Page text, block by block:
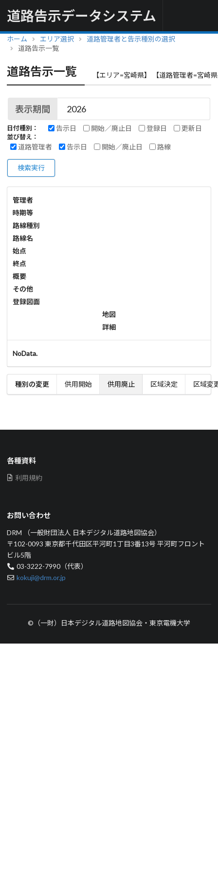
道路告示データシステム
ホーム エリア選択
道路管理者と告示種別の選択
道路告示一覧
道路告示一覧 【エリア=宮崎県】 【道路管理者=宮崎
表示期間
日付種別： 告示日 開始／廃止日 登録日 更新日
並び替え：
道路管理者 告示日 開始／廃止日 路線
検索実行
管理者
時期等
路線種別
路線名
始点
終点
概要
その他
登録図面
地図
詳細
NoData.
種別の変更 供用開始 供用廃止 区域決定 区域変
各種資料
利用規約
お問い合わせ
DRM （一般財団法人 日本デジタル道路地図協会）
〒102-0093 東京都千代田区平河町1丁目3番13号 平河町フロント
ビル5階
03-3222-7990（代表）
kokuji@drm.or.jp
©（一財）日本デジタル道路地図協会・東京電機大学